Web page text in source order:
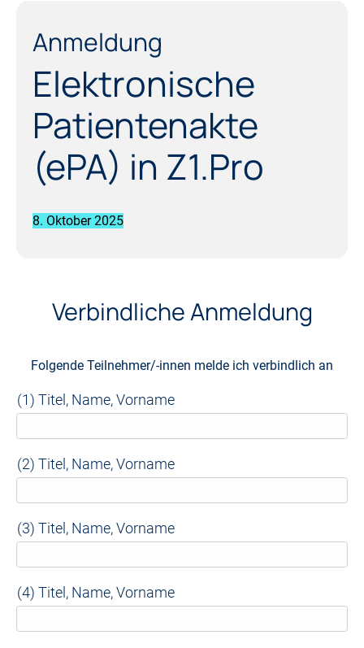
Anmeldung
Elektronische
Patientenakte
(ePA) in Z1.Pro
8. Oktober 2025
Verbindliche Anmeldung
Folgende Teilnehmer/-innen melde ich verbindlich an
(1) Titel, Name, Vorname
(2) Titel, Name, Vorname
(3) Titel, Name, Vorname
(4) Titel, Name, Vorname